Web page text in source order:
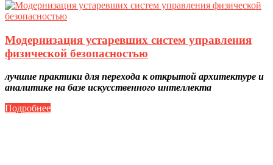
Модернизация устаревших систем управления
физической безопасностью
лучшие практики для перехода к открытой архитектуре и
аналитике на базе искусственного интеллекта
Подробнее